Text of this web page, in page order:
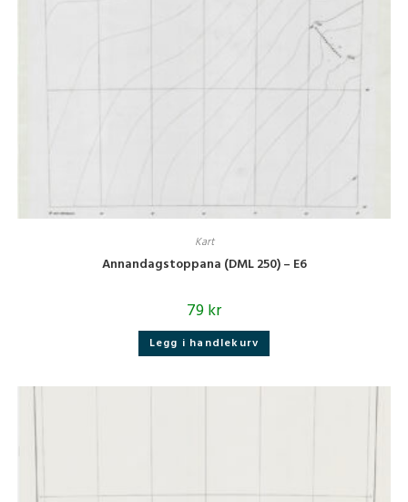
Kart
Annandagstoppana (DML 250) – E6
79kr
Legg i handlekurv